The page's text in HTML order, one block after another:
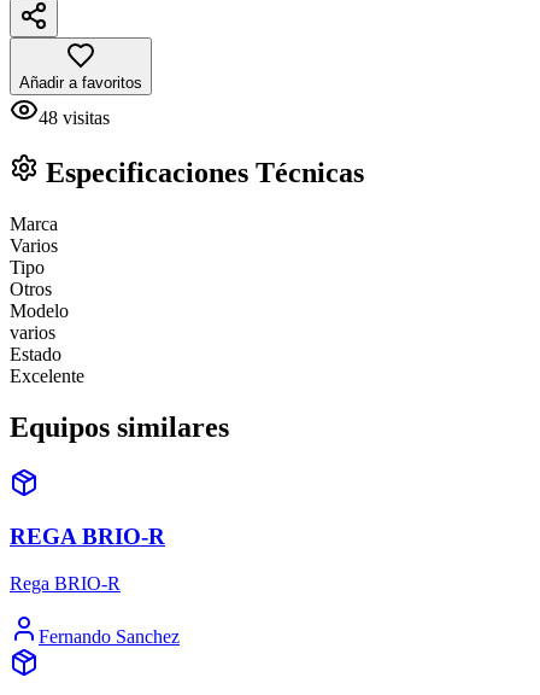
Añadir a favoritos
48 visitas
Especificaciones Técnicas
Marca
Varios
Tipo
Otros
Modelo
varios
Estado
Excelente
Equipos similares
REGA BRIO-R
Rega BRIO-R
Fernando Sanchez